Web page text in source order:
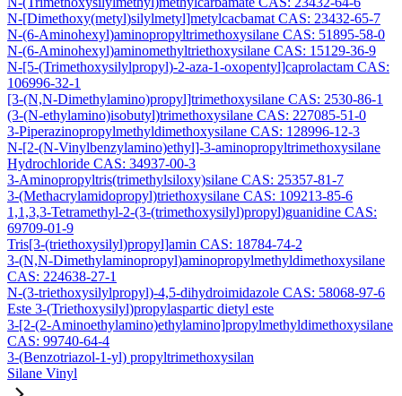
N-[Dimethoxy(metyl)silylmetyl]metylcacbamat CAS: 23432-65-7
N-(6-Aminohexyl)aminopropyltrimethoxysilane CAS: 51895-58-0
N-(6-Aminohexyl)aminomethyltriethoxysilane CAS: 15129-36-9
N-[5-(Trimethoxysilylpropyl)-2-aza-1-oxopentyl]caprolactam CAS:
106996-32-1
[3-(N,N-Dimethylamino)propyl]trimethoxysilane CAS: 2530-86-1
(3-(N-ethylamino)isobutyl)trimethoxysilane CAS: 227085-51-0
3-Piperazinopropylmethyldimethoxysilane CAS: 128996-12-3
N-[2-(N-Vinylbenzylamino)ethyl]-3-aminopropyltrimethoxysilane
Hydrochloride CAS: 34937-00-3
3-Aminopropyltris(trimethylsiloxy)silane CAS: 25357-81-7
3-(Methacrylamidopropyl)triethoxysilane CAS: 109213-85-6
1,1,3,3-Tetramethyl-2-(3-(trimethoxysilyl)propyl)guanidine CAS:
69709-01-9
Tris[3-(triethoxysilyl)propyl]amin CAS: 18784-74-2
3-(N,N-Dimethylaminopropyl)aminopropylmethyldimethoxysilane
CAS: 224638-27-1
N-(3-triethoxysilylpropyl)-4,5-dihydroimidazole CAS: 58068-97-6
Este 3-(Triethoxysilyl)propylaspartic dietyl este
3-[2-(2-Aminoethylamino)ethylamino]propylmethyldimethoxysilane
CAS: 99740-64-4
3-(Benzotriazol-1-yl) propyltrimethoxysilan
Silane Vinyl